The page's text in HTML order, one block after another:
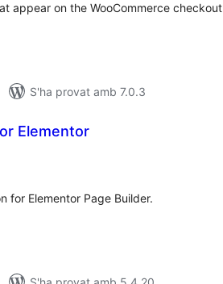
appear on the WooCommerce checkout
S'ha provat amb 7.0.3
Elementor
for Elementor Page Builder.